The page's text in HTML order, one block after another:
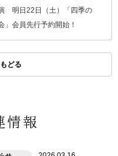
明日22日（土）「四季の
」会員先行予約開始！
どる
情報